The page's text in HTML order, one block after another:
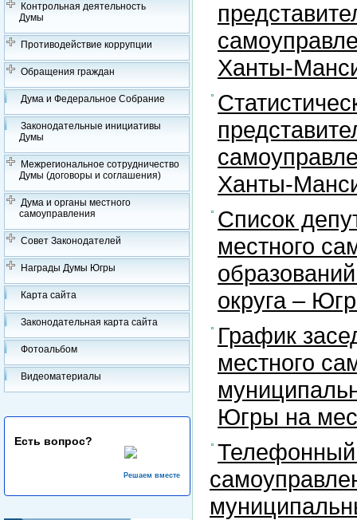
Контрольная деятельность
Думы
Противодействие коррупции
Обращения граждан
Дума и Федеральное Собрание
Законодательные инициативы
Думы
Межрегиональное сотрудничество
Думы (договоры и соглашения)
Дума и органы местного
самоуправления
Совет Законодателей
Награды Думы Югры
Карта сайта
Законодательная карта сайта
Фотоальбом
Видеоматериалы
Есть вопрос?
Решаем вместе
Ханты-
Ханты-
Список
местного
округа –
График
местного
Югры на
Телефонный